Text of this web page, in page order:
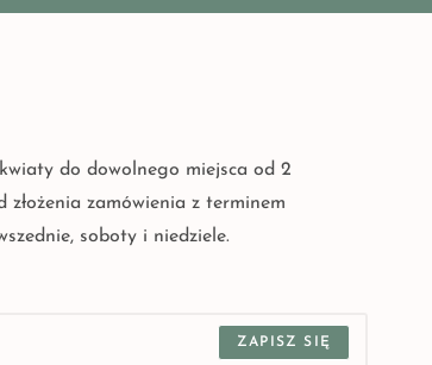
do dowolnego miejsca od 2
zamówienia z terminem
soboty i niedziele.
ZAPISZ SIĘ